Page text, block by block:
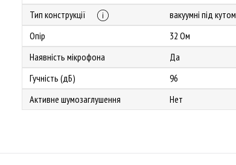
Тип конструкції
вакуумні під кутом
Опір
32 Ом
Наявність мікрофона
Да
Гучність (дБ)
96
Активне шумозаглушення
Нет